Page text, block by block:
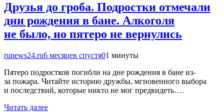
Друзья до гроба. Подростки отмечали
дни рождения в бане. Алкоголя
не было, но пятеро не вернулись
runews24.ru6 месяцев спустя01 минуты
Пятеро подростков погибли на дне рождения в бане из-
за пожара. Читайте историю дружбы, мгновенного выбора
и последствий, которые никто не мог предвидеть….
Читать далее